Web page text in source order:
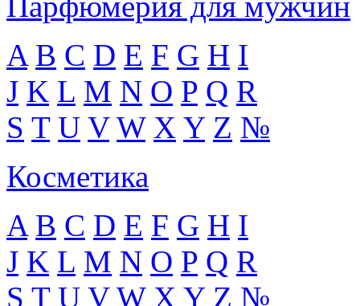
A B C D E F G H I
J K L M N O P Q R
S T U V W X Y Z №
Косметика
A B C D E F G H I
J K L M N O P Q R
S T U V W X Y Z №